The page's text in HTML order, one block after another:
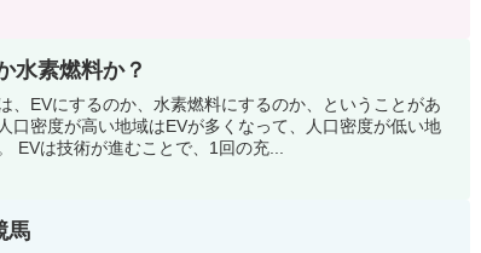
水素燃料か？
、EVにするのか、水素燃料にするのか、ということがあ
口密度が高い地域はEVが多くなって、人口密度が低い地
EVは技術が進むことで、1回の充...
馬